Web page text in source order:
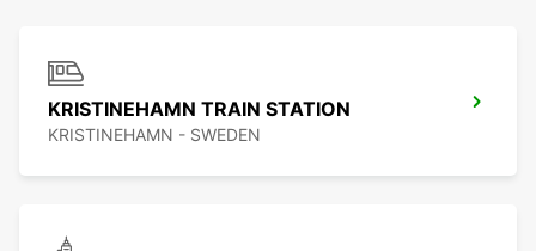
KRISTINEHAMN TRAIN STATION
KRISTINEHAMN - SWEDEN